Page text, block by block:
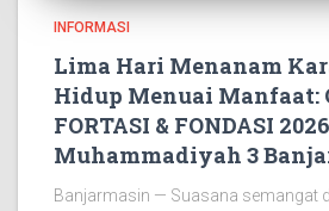
INFORMASI
Lima Hari Menanam
Hidup Menuai Manfaat:
FORTASI & FONDASI
Muhammadiyah 3
Banjarmasin — Suasana semangat